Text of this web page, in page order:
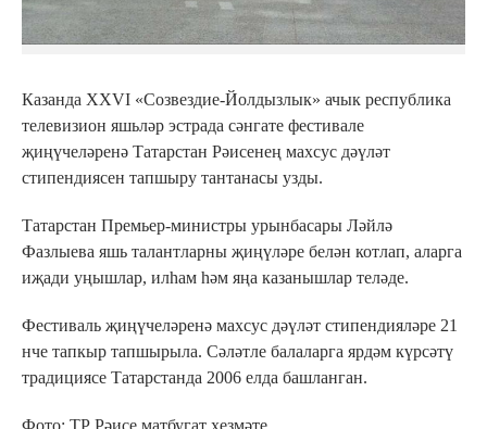
Казанда XXVI «Созвездие-Йолдызлык» ачык республика
телевизион яшьләр эстрада сәнгате фестивале
җиңүчеләренә Татарстан Рәисенең махсус дәүләт
стипендиясен тапшыру тантанасы узды.
Татарстан Премьер-министры урынбасары Ләйлә
Фазлыева яшь талантларны җиңүләре белән котлап, аларга
иҗади уңышлар, илһам һәм яңа казанышлар теләде.
Фестиваль җиңүчеләренә махсус дәүләт стипендияләре 21
нче тапкыр тапшырыла. Сәләтле балаларга ярдәм күрсәтү
традициясе Татарстанда 2006 елда башланган.